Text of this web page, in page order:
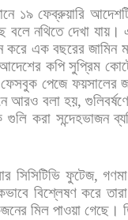
১৯ ফেব্রুয়ারি
বলে নথিতে দেখা যায়।
করে এক বছরের জামিন
কপি সুপ্রিম
ফেসবুক পেজে ফয়সালের
আরও বলা হয়,
গুলি করা সন্দেহভাজন
সিসিটিভি ফুটেজ,
বিশ্লেষণ করে তারা
মিল পাওয়া গেছে।